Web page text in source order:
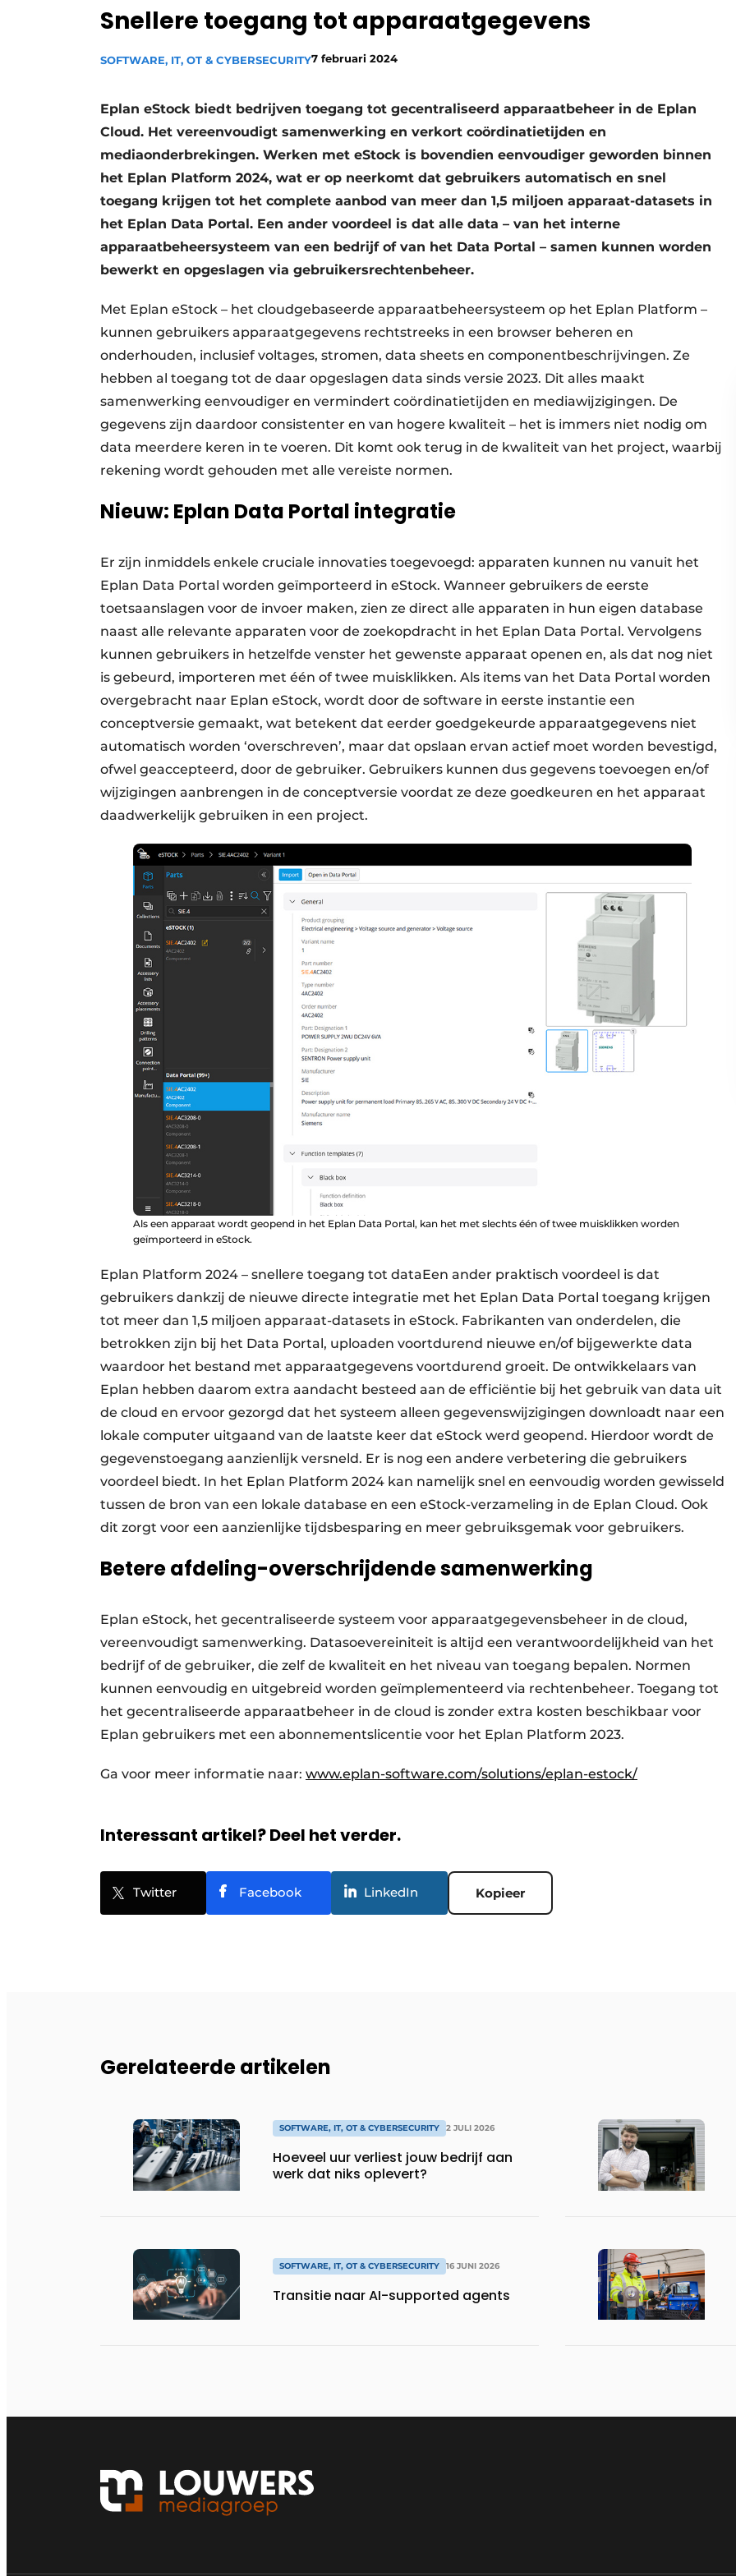
Privacy / Cookie statement
Video’s
Snellere toegang tot apparaatgegevens
SOFTWARE, IT, OT & CYBERSECURITY7 februari 2024
Eplan eStock biedt bedrijven toegang tot gecentraliseerd apparaatbeheer in de Eplan
Cloud. Het vereenvoudigt samenwerking en verkort coördinatietijden en
mediaonderbrekingen. Werken met eStock is bovendien eenvoudiger geworden binnen
het Eplan Platform 2024, wat er op neerkomt dat gebruikers automatisch en snel
toegang krijgen tot het complete aanbod van meer dan 1,5 miljoen apparaat-datasets in
het Eplan Data Portal. Een ander voordeel is dat alle data – van het interne
apparaatbeheersysteem van een bedrijf of van het Data Portal – samen kunnen worden
bewerkt en opgeslagen via gebruikersrechtenbeheer.
Met Eplan eStock – het cloudgebaseerde apparaatbeheersysteem op het Eplan Platform –
kunnen gebruikers apparaatgegevens rechtstreeks in een browser beheren en
onderhouden, inclusief voltages, stromen, data sheets en componentbeschrijvingen. Ze
hebben al toegang tot de daar opgeslagen data sinds versie 2023. Dit alles maakt
samenwerking eenvoudiger en vermindert coördinatietijden en mediawijzigingen. De
gegevens zijn daardoor consistenter en van hogere kwaliteit – het is immers niet nodig om
data meerdere keren in te voeren. Dit komt ook terug in de kwaliteit van het project, waarbij
rekening wordt gehouden met alle vereiste normen.
Nieuw: Eplan Data Portal integratie
Er zijn inmiddels enkele cruciale innovaties toegevoegd: apparaten kunnen nu vanuit het
Eplan Data Portal worden geïmporteerd in eStock. Wanneer gebruikers de eerste
toetsaanslagen voor de invoer maken, zien ze direct alle apparaten in hun eigen database
naast alle relevante apparaten voor de zoekopdracht in het Eplan Data Portal. Vervolgens
kunnen gebruikers in hetzelfde venster het gewenste apparaat openen en, als dat nog niet
is gebeurd, importeren met één of twee muisklikken. Als items van het Data Portal worden
overgebracht naar Eplan eStock, wordt door de software in eerste instantie een
conceptversie gemaakt, wat betekent dat eerder goedgekeurde apparaatgegevens niet
automatisch worden ‘overschreven’, maar dat opslaan ervan actief moet worden bevestigd,
ofwel geaccepteerd, door de gebruiker. Gebruikers kunnen dus gegevens toevoegen en/of
wijzigingen aanbrengen in de conceptversie voordat ze deze goedkeuren en het apparaat
daadwerkelijk gebruiken in een project.
Als een apparaat wordt geopend in het Eplan Data Portal, kan het met slechts één of twee muisklikken worden
geïmporteerd in eStock.
Eplan Platform 2024 – snellere toegang tot dataEen ander praktisch voordeel is dat
gebruikers dankzij de nieuwe directe integratie met het Eplan Data Portal toegang krijgen
tot meer dan 1,5 miljoen apparaat-datasets in eStock. Fabrikanten van onderdelen, die
betrokken zijn bij het Data Portal, uploaden voortdurend nieuwe en/of bijgewerkte data
waardoor het bestand met apparaatgegevens voortdurend groeit. De ontwikkelaars van
Eplan hebben daarom extra aandacht besteed aan de efficiëntie bij het gebruik van data uit
de cloud en ervoor gezorgd dat het systeem alleen gegevenswijzigingen downloadt naar een
lokale computer uitgaand van de laatste keer dat eStock werd geopend. Hierdoor wordt de
gegevenstoegang aanzienlijk versneld. Er is nog een andere verbetering die gebruikers
voordeel biedt. In het Eplan Platform 2024 kan namelijk snel en eenvoudig worden gewisseld
tussen de bron van een lokale database en een eStock-verzameling in de Eplan Cloud. Ook
dit zorgt voor een aanzienlijke tijdsbesparing en meer gebruiksgemak voor gebruikers.
Betere afdeling-overschrijdende samenwerking
Eplan eStock, het gecentraliseerde systeem voor apparaatgegevensbeheer in de cloud,
vereenvoudigt samenwerking. Datasoevereiniteit is altijd een verantwoordelijkheid van het
bedrijf of de gebruiker, die zelf de kwaliteit en het niveau van toegang bepalen. Normen
kunnen eenvoudig en uitgebreid worden geïmplementeerd via rechtenbeheer. Toegang tot
het gecentraliseerde apparaatbeheer in de cloud is zonder extra kosten beschikbaar voor
Eplan gebruikers met een abonnementslicentie voor het Eplan Platform 2023.
Ga voor meer informatie naar: www.eplan-software.com/solutions/eplan-estock/
Interessant artikel? Deel het verder.
Twitter Facebook LinkedIn Kopieer
Gerelateerde artikelen
SOFTWARE, IT, OT & CYBERSECURITY 2 JULI 2026
Hoeveel uur verliest jouw bedrijf aan
werk dat niks oplevert?
SOFTWARE, IT, OT & CYBERSECURITY 16 JUNI 2026
Transitie naar AI-supported agents